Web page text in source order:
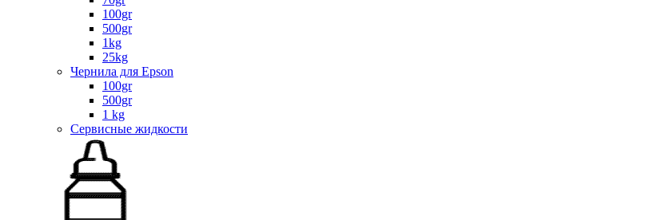
100gr
500gr
1kg
25kg
Чернила для Epson
100gr
500gr
1 kg
Сервисные жидкости